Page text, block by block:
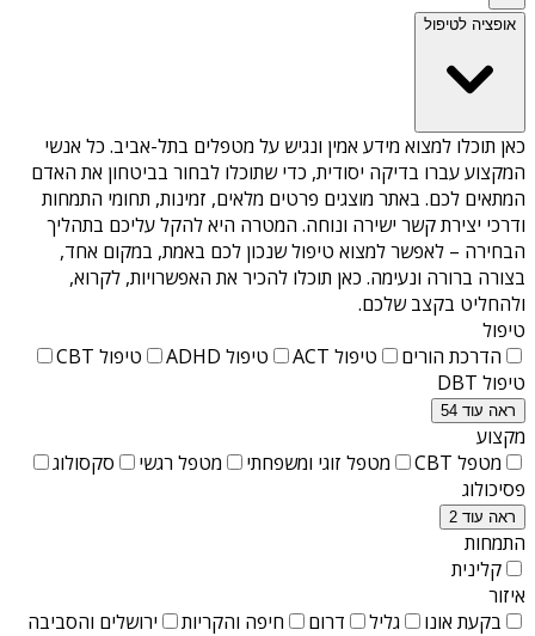
אופציה לטיפול
כאן תוכלו למצוא מידע אמין ונגיש על מטפלים בתל-אביב. כל אנשי
המקצוע עברו בדיקה יסודית, כדי שתוכלו לבחור בביטחון את האדם
המתאים לכם. באתר מוצגים פרטים מלאים, זמינות, תחומי התמחות
ודרכי יצירת קשר ישירה ונוחה. המטרה היא להקל עליכם בתהליך
הבחירה – לאפשר למצוא טיפול שנכון לכם באמת, במקום אחד,
בצורה ברורה ונעימה. כאן תוכלו להכיר את האפשרויות, לקרוא,
ולהחליט בקצב שלכם.
טיפול
הדרכת הורים
טיפול ACT טיפול ADHD
טיפול CBT
טיפול DBT
ראה עוד 54
מקצוע
מטפל CBT
מטפל זוגי ומשפחתי מטפל רגשי
סקסולוג
פסיכולוג
ראה עוד 2
התמחות
קלינית
איזור
בקעת אונו
גליל דרום חיפה והקריות ירושלים והסביבה